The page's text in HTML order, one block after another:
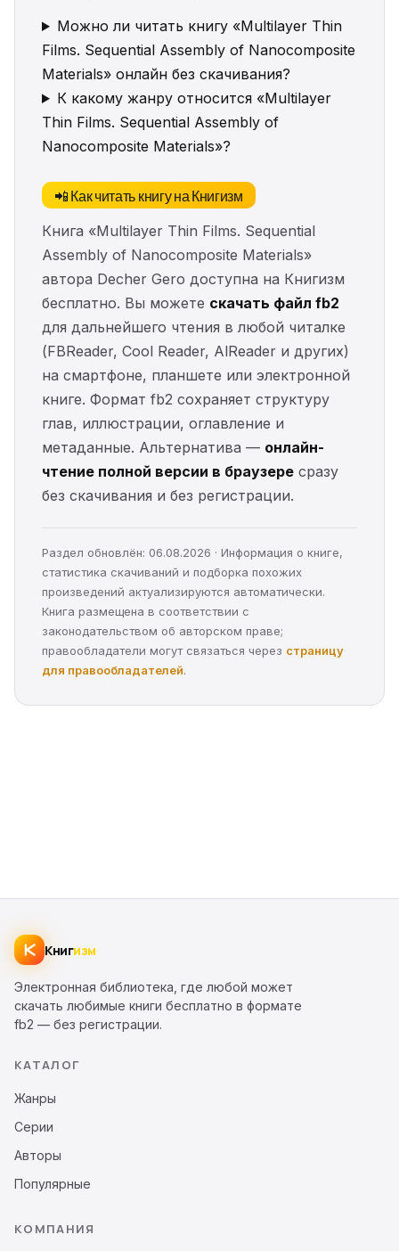
Можно ли читать книгу «Multilayer Thin
Films. Sequential Assembly of Nanocomposite
Materials» онлайн без скачивания?
К какому жанру относится «Multilayer
Thin Films. Sequential Assembly of
Nanocomposite Materials»?
📲 Как читать книгу на Книгизм
Книга «Multilayer Thin Films. Sequential
Assembly of Nanocomposite Materials»
автора Decher Gero доступна на Книгизм
бесплатно. Вы можете скачать файл fb2
для дальнейшего чтения в любой читалке
(FBReader, Cool Reader, AlReader и других)
на смартфоне, планшете или электронной
книге. Формат fb2 сохраняет структуру
глав, иллюстрации, оглавление и
метаданные. Альтернатива — онлайн-
чтение полной версии в браузере сразу
без скачивания и без регистрации.
Раздел обновлён: 06.08.2026 · Информация о книге,
статистика скачиваний и подборка похожих
произведений актуализируются автоматически.
Книга размещена в соответствии с
законодательством об авторском праве;
правообладатели могут связаться через страницу
для правообладателей.
Книгизм
Электронная библиотека, где любой может
скачать любимые книги бесплатно в формате
fb2 — без регистрации.
КАТАЛОГ
Жанры
Серии
Авторы
Популярные
КОМПАНИЯ